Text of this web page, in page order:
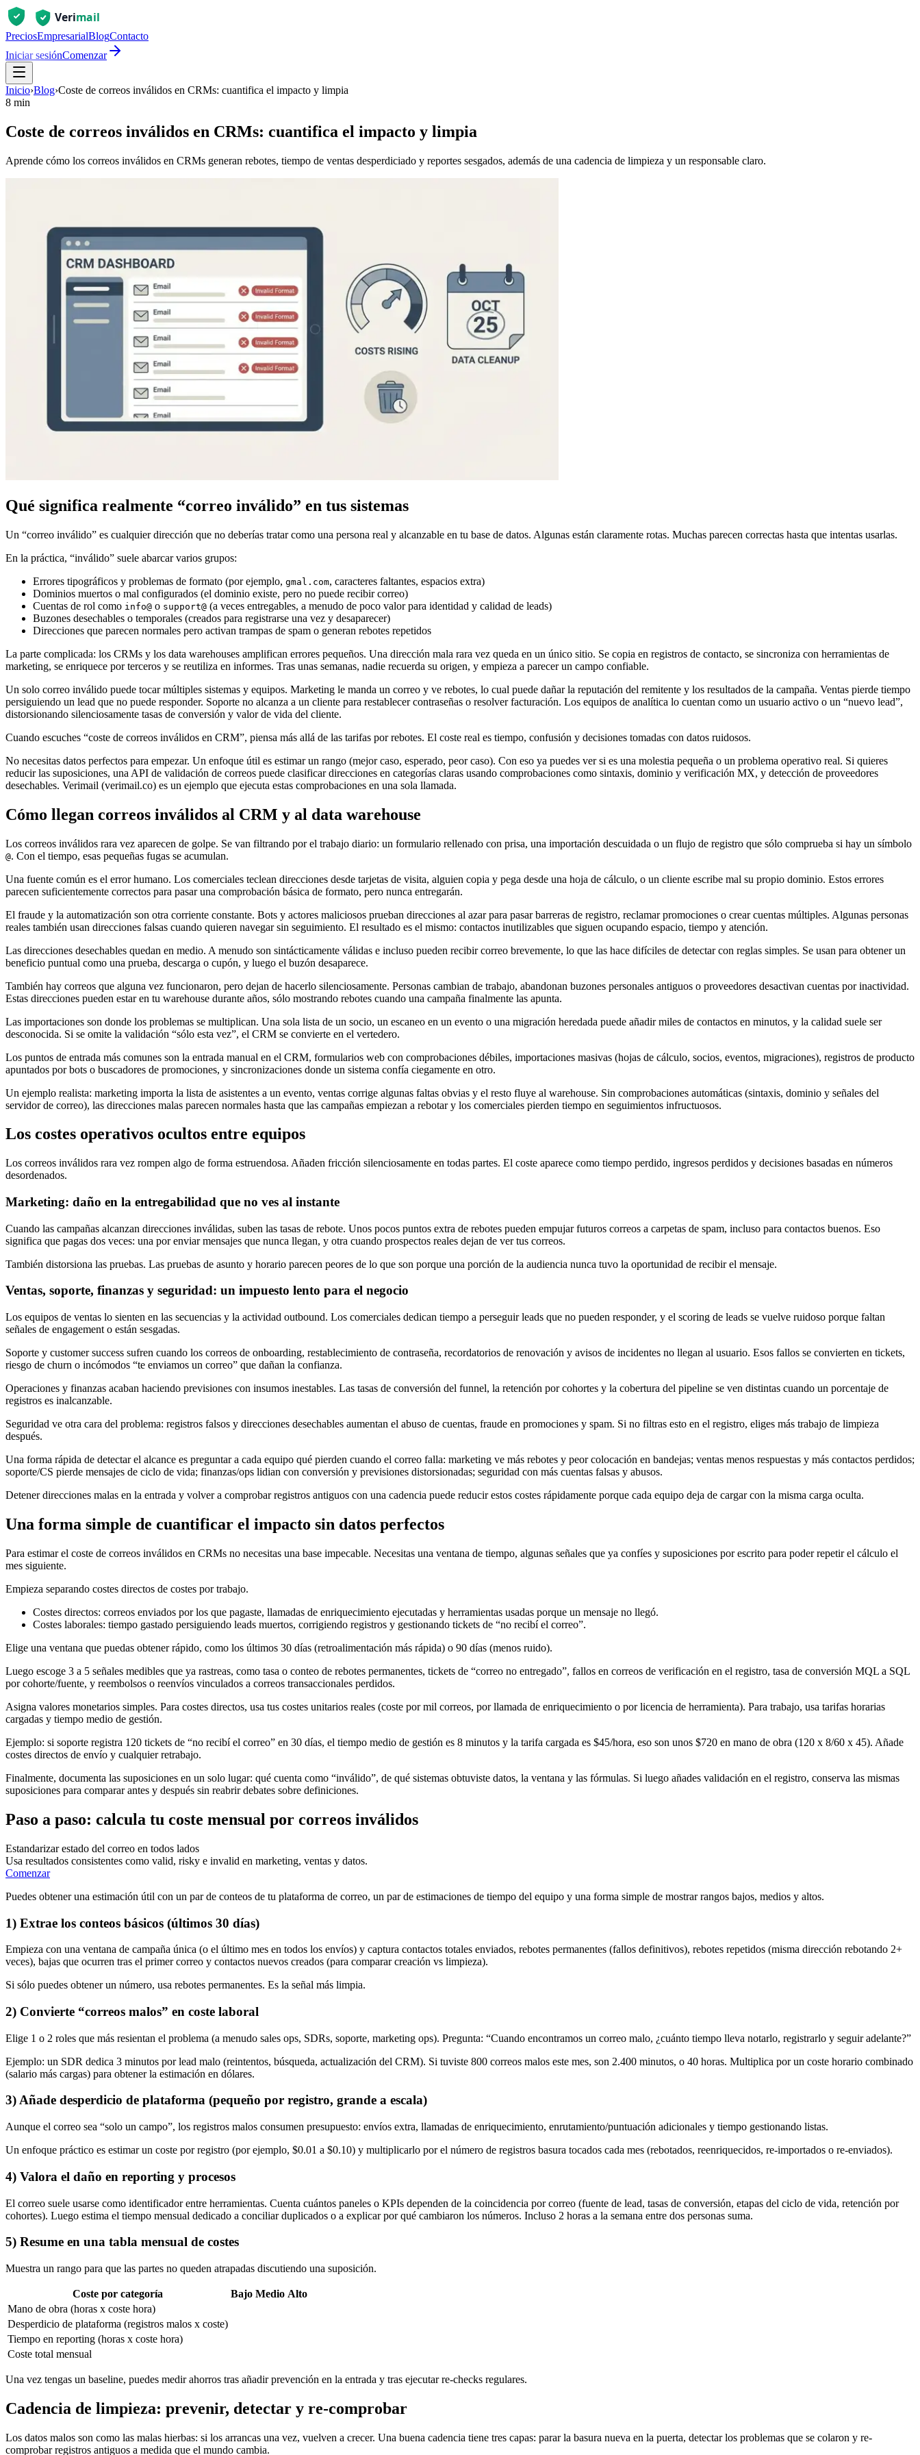
PreciosEmpresarialBlogContacto
Iniciar sesiónComenzar
Inicio›Blog›Coste de correos inválidos en CRMs: cuantifica el impacto y limpia
8 min
Coste de correos inválidos en CRMs: cuantifica el impacto y limpia
Aprende cómo los correos inválidos en CRMs generan rebotes, tiempo de ventas desperdiciado y reportes sesgados, además de una cadencia de limpieza y un responsable claro.
Qué significa realmente “correo inválido” en tus sistemas
Un “correo inválido” es cualquier dirección que no deberías tratar como una persona real y alcanzable en tu base de datos. Algunas están claramente rotas. Muchas parecen correctas hasta que intentas usarlas.
En la práctica, “inválido” suele abarcar varios grupos:
Errores tipográficos y problemas de formato (por ejemplo, gmal.com, caracteres faltantes, espacios extra)
Dominios muertos o mal configurados (el dominio existe, pero no puede recibir correo)
Cuentas de rol como info@ o support@ (a veces entregables, a menudo de poco valor para identidad y calidad de leads)
Buzones desechables o temporales (creados para registrarse una vez y desaparecer)
Direcciones que parecen normales pero activan trampas de spam o generan rebotes repetidos
La parte complicada: los CRMs y los data warehouses amplifican errores pequeños. Una dirección mala rara vez queda en un único sitio. Se copia en registros de contacto, se sincroniza con herramientas de
marketing, se enriquece por terceros y se reutiliza en informes. Tras unas semanas, nadie recuerda su origen, y empieza a parecer un campo confiable.
Un solo correo inválido puede tocar múltiples sistemas y equipos. Marketing le manda un correo y ve rebotes, lo cual puede dañar la reputación del remitente y los resultados de la campaña. Ventas pierde tiempo
persiguiendo un lead que no puede responder. Soporte no alcanza a un cliente para restablecer contraseñas o resolver facturación. Los equipos de analítica lo cuentan como un usuario activo o un “nuevo lead”,
distorsionando silenciosamente tasas de conversión y valor de vida del cliente.
Cuando escuches “coste de correos inválidos en CRM”, piensa más allá de las tarifas por rebotes. El coste real es tiempo, confusión y decisiones tomadas con datos ruidosos.
No necesitas datos perfectos para empezar. Un enfoque útil es estimar un rango (mejor caso, esperado, peor caso). Con eso ya puedes ver si es una molestia pequeña o un problema operativo real. Si quieres
reducir las suposiciones, una API de validación de correos puede clasificar direcciones en categorías claras usando comprobaciones como sintaxis, dominio y verificación MX, y detección de proveedores
desechables. Verimail (verimail.co) es un ejemplo que ejecuta estas comprobaciones en una sola llamada.
Cómo llegan correos inválidos al CRM y al data warehouse
Los correos inválidos rara vez aparecen de golpe. Se van filtrando por el trabajo diario: un formulario rellenado con prisa, una importación descuidada o un flujo de registro que sólo comprueba si hay un símbolo
@. Con el tiempo, esas pequeñas fugas se acumulan.
Una fuente común es el error humano. Los comerciales teclean direcciones desde tarjetas de visita, alguien copia y pega desde una hoja de cálculo, o un cliente escribe mal su propio dominio. Estos errores
parecen suficientemente correctos para pasar una comprobación básica de formato, pero nunca entregarán.
El fraude y la automatización son otra corriente constante. Bots y actores maliciosos prueban direcciones al azar para pasar barreras de registro, reclamar promociones o crear cuentas múltiples. Algunas personas
reales también usan direcciones falsas cuando quieren navegar sin seguimiento. El resultado es el mismo: contactos inutilizables que siguen ocupando espacio, tiempo y atención.
Las direcciones desechables quedan en medio. A menudo son sintácticamente válidas e incluso pueden recibir correo brevemente, lo que las hace difíciles de detectar con reglas simples. Se usan para obtener un
beneficio puntual como una prueba, descarga o cupón, y luego el buzón desaparece.
También hay correos que alguna vez funcionaron, pero dejan de hacerlo silenciosamente. Personas cambian de trabajo, abandonan buzones personales antiguos o proveedores desactivan cuentas por inactividad.
Estas direcciones pueden estar en tu warehouse durante años, sólo mostrando rebotes cuando una campaña finalmente las apunta.
Las importaciones son donde los problemas se multiplican. Una sola lista de un socio, un escaneo en un evento o una migración heredada puede añadir miles de contactos en minutos, y la calidad suele ser
desconocida. Si se omite la validación “sólo esta vez”, el CRM se convierte en el vertedero.
Los puntos de entrada más comunes son la entrada manual en el CRM, formularios web con comprobaciones débiles, importaciones masivas (hojas de cálculo, socios, eventos, migraciones), registros de producto
apuntados por bots o buscadores de promociones, y sincronizaciones donde un sistema confía ciegamente en otro.
Un ejemplo realista: marketing importa la lista de asistentes a un evento, ventas corrige algunas faltas obvias y el resto fluye al warehouse. Sin comprobaciones automáticas (sintaxis, dominio y señales del
servidor de correo), las direcciones malas parecen normales hasta que las campañas empiezan a rebotar y los comerciales pierden tiempo en seguimientos infructuosos.
Los costes operativos ocultos entre equipos
Los correos inválidos rara vez rompen algo de forma estruendosa. Añaden fricción silenciosamente en todas partes. El coste aparece como tiempo perdido, ingresos perdidos y decisiones basadas en números
desordenados.
Marketing: daño en la entregabilidad que no ves al instante
Cuando las campañas alcanzan direcciones inválidas, suben las tasas de rebote. Unos pocos puntos extra de rebotes pueden empujar futuros correos a carpetas de spam, incluso para contactos buenos. Eso
significa que pagas dos veces: una por enviar mensajes que nunca llegan, y otra cuando prospectos reales dejan de ver tus correos.
También distorsiona las pruebas. Las pruebas de asunto y horario parecen peores de lo que son porque una porción de la audiencia nunca tuvo la oportunidad de recibir el mensaje.
Ventas, soporte, finanzas y seguridad: un impuesto lento para el negocio
Los equipos de ventas lo sienten en las secuencias y la actividad outbound. Los comerciales dedican tiempo a perseguir leads que no pueden responder, y el scoring de leads se vuelve ruidoso porque faltan
señales de engagement o están sesgadas.
Soporte y customer success sufren cuando los correos de onboarding, restablecimiento de contraseña, recordatorios de renovación y avisos de incidentes no llegan al usuario. Esos fallos se convierten en tickets,
riesgo de churn o incómodos “te enviamos un correo” que dañan la confianza.
Operaciones y finanzas acaban haciendo previsiones con insumos inestables. Las tasas de conversión del funnel, la retención por cohortes y la cobertura del pipeline se ven distintas cuando un porcentaje de
registros es inalcanzable.
Seguridad ve otra cara del problema: registros falsos y direcciones desechables aumentan el abuso de cuentas, fraude en promociones y spam. Si no filtras esto en el registro, eliges más trabajo de limpieza
después.
Una forma rápida de detectar el alcance es preguntar a cada equipo qué pierden cuando el correo falla: marketing ve más rebotes y peor colocación en bandejas; ventas menos respuestas y más contactos perdidos;
soporte/CS pierde mensajes de ciclo de vida; finanzas/ops lidian con conversión y previsiones distorsionadas; seguridad con más cuentas falsas y abusos.
Detener direcciones malas en la entrada y volver a comprobar registros antiguos con una cadencia puede reducir estos costes rápidamente porque cada equipo deja de cargar con la misma carga oculta.
Una forma simple de cuantificar el impacto sin datos perfectos
Para estimar el coste de correos inválidos en CRMs no necesitas una base impecable. Necesitas una ventana de tiempo, algunas señales que ya confíes y suposiciones por escrito para poder repetir el cálculo el
mes siguiente.
Empieza separando costes directos de costes por trabajo.
Costes directos: correos enviados por los que pagaste, llamadas de enriquecimiento ejecutadas y herramientas usadas porque un mensaje no llegó.
Costes laborales: tiempo gastado persiguiendo leads muertos, corrigiendo registros y gestionando tickets de “no recibí el correo”.
Elige una ventana que puedas obtener rápido, como los últimos 30 días (retroalimentación más rápida) o 90 días (menos ruido).
Luego escoge 3 a 5 señales medibles que ya rastreas, como tasa o conteo de rebotes permanentes, tickets de “correo no entregado”, fallos en correos de verificación en el registro, tasa de conversión MQL a SQL
por cohorte/fuente, y reembolsos o reenvíos vinculados a correos transaccionales perdidos.
Asigna valores monetarios simples. Para costes directos, usa tus costes unitarios reales (coste por mil correos, por llamada de enriquecimiento o por licencia de herramienta). Para trabajo, usa tarifas horarias
cargadas y tiempo medio de gestión.
Ejemplo: si soporte registra 120 tickets de “no recibí el correo” en 30 días, el tiempo medio de gestión es 8 minutos y la tarifa cargada es $45/hora, eso son unos $720 en mano de obra (120 x 8/60 x 45). Añade
costes directos de envío y cualquier retrabajo.
Finalmente, documenta las suposiciones en un solo lugar: qué cuenta como “inválido”, de qué sistemas obtuviste datos, la ventana y las fórmulas. Si luego añades validación en el registro, conserva las mismas
suposiciones para comparar antes y después sin reabrir debates sobre definiciones.
Paso a paso: calcula tu coste mensual por correos inválidos
Estandarizar estado del correo en todos lados
Usa resultados consistentes como valid, risky e invalid en marketing, ventas y datos.
Comenzar
Puedes obtener una estimación útil con un par de conteos de tu plataforma de correo, un par de estimaciones de tiempo del equipo y una forma simple de mostrar rangos bajos, medios y altos.
1) Extrae los conteos básicos (últimos 30 días)
Empieza con una ventana de campaña única (o el último mes en todos los envíos) y captura contactos totales enviados, rebotes permanentes (fallos definitivos), rebotes repetidos (misma dirección rebotando 2+
veces), bajas que ocurren tras el primer correo y contactos nuevos creados (para comparar creación vs limpieza).
Si sólo puedes obtener un número, usa rebotes permanentes. Es la señal más limpia.
2) Convierte “correos malos” en coste laboral
Elige 1 o 2 roles que más resientan el problema (a menudo sales ops, SDRs, soporte, marketing ops). Pregunta: “Cuando encontramos un correo malo, ¿cuánto tiempo lleva notarlo, registrarlo y seguir adelante?”
Ejemplo: un SDR dedica 3 minutos por lead malo (reintentos, búsqueda, actualización del CRM). Si tuviste 800 correos malos este mes, son 2.400 minutos, o 40 horas. Multiplica por un coste horario combinado
(salario más cargas) para obtener la estimación en dólares.
3) Añade desperdicio de plataforma (pequeño por registro, grande a escala)
Aunque el correo sea “solo un campo”, los registros malos consumen presupuesto: envíos extra, llamadas de enriquecimiento, enrutamiento/puntuación adicionales y tiempo gestionando listas.
Un enfoque práctico es estimar un coste por registro (por ejemplo, $0.01 a $0.10) y multiplicarlo por el número de registros basura tocados cada mes (rebotados, reenriquecidos, re-importados o re-enviados).
4) Valora el daño en reporting y procesos
El correo suele usarse como identificador entre herramientas. Cuenta cuántos paneles o KPIs dependen de la coincidencia por correo (fuente de lead, tasas de conversión, etapas del ciclo de vida, retención por
cohortes). Luego estima el tiempo mensual dedicado a conciliar duplicados o a explicar por qué cambiaron los números. Incluso 2 horas a la semana entre dos personas suma.
5) Resume en una tabla mensual de costes
Muestra un rango para que las partes no queden atrapadas discutiendo una suposición.
Coste por categoría Bajo Medio Alto
Mano de obra (horas x coste hora)
Desperdicio de plataforma (registros malos x coste)
Tiempo en reporting (horas x coste hora)
Coste total mensual
Una vez tengas un baseline, puedes medir ahorros tras añadir prevención en la entrada y tras ejecutar re-checks regulares.
Cadencia de limpieza: prevenir, detectar y re-comprobar
Los datos malos son como las malas hierbas: si los arrancas una vez, vuelven a crecer. Una buena cadencia tiene tres capas: parar la basura nueva en la puerta, detectar los problemas que se colaron y re-
comprobar registros antiguos a medida que el mundo cambia.